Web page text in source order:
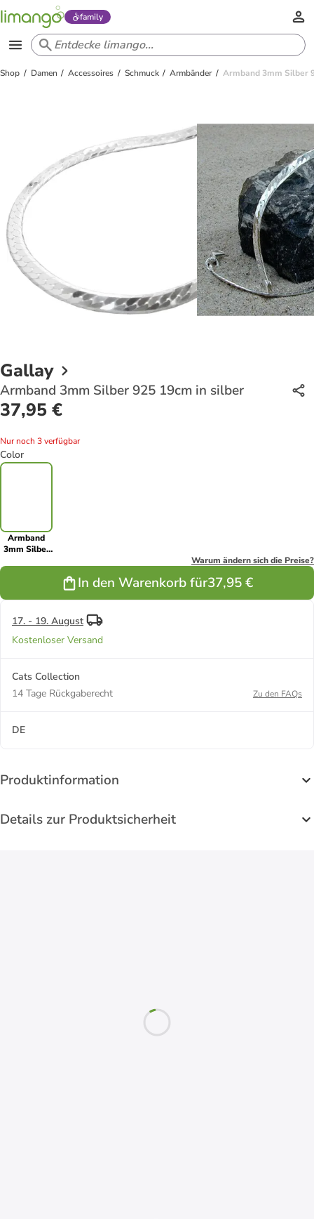
family
Shop Damen Accessoires Schmuck Armbänder Armband 3mm Silber
Gallay
Armband 3mm Silber 925 19cm in silber
37,95 €
Nur noch 3 verfügbar
Color
Armband
3mm Silber
Warum ändern sich die Preise?
In den Warenkorb für37,95 €
17. - 19. August
Kostenloser Versand
Cats Collection
14 Tage Rückgaberecht
Zu den FAQs
DE
Produktinformation
Details zur Produktsicherheit